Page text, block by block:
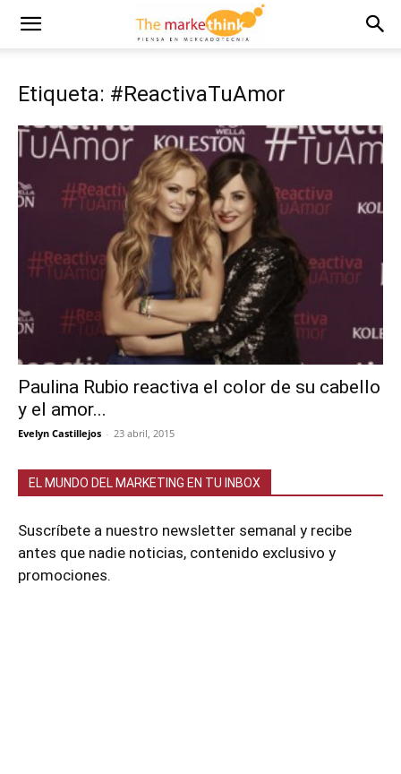
Etiqueta: #ReactivaTuAmor
Paulina Rubio reactiva el color de su cabello
y el amor...
Evelyn Castillejos - 23 abril, 2015
EL MUNDO DEL MARKETING EN TU INBOX
Suscríbete a nuestro newsletter semanal y recibe
antes que nadie noticias, contenido exclusivo y
promociones.